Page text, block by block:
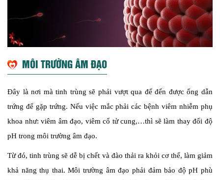
MÔI TRƯỜNG ÂM ĐẠO
Đây là nơi mà tinh trùng sẽ phải vượt qua để đến được ống dẫn
trứng để gặp trứng. Nếu việc mắc phải các bệnh viêm nhiễm phụ
khoa như: viêm âm đạo, viêm cổ tử cung,…thì sẽ làm thay đổi độ
pH trong môi trường âm đạo.
Từ đó, tinh trùng sẽ dễ bị chết và đào thải ra khỏi cơ thể, làm giảm
khả năng thụ thai. Môi trường âm đạo phải đảm bảo độ pH phù